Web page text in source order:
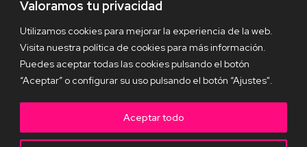
Valoramos tu privacidad
Utilizamos cookies para mejorar la experiencia de la web.
Visita nuestra política de cookies para más información.
Puedes aceptar todas las cookies pulsando el botón
“Aceptar” o configurar su uso pulsando el botón “Ajustes".
Aceptar todo